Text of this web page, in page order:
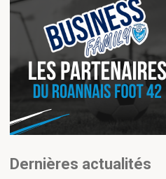
Dernières actualités